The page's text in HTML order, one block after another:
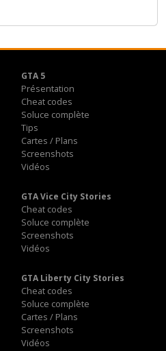
GTA 5
Présentation
Cheat codes
Soluce complète
Tips
Cartes / Plans
Screenshots
Vidéos
GTA Vice City Stories
Cheat codes
Soluce complète
Screenshots
Vidéos
GTA Liberty City Stories
Cheat codes
Soluce complète
Cartes / Plans
Screenshots
Vidéos